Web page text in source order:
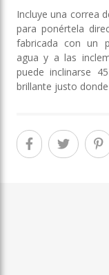
Incluye una correa
para ponértela
fabricada con un
agua y a las
puede inclinarse
brillante justo